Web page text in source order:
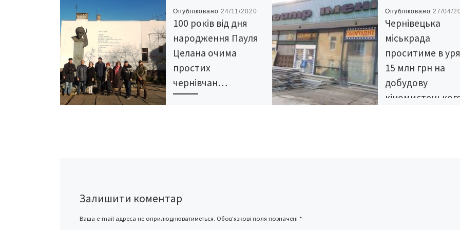
Опубліковано24/11/2020
100 років від дня
народження Пауля
Целана очима
простих
чернівчан…
[…]
Опубліковано 27/04/
Чернівецька
міськрада
проситиме в
15 млн грн на
добудову
Залишити коментар
Ваша e-mail адреса не оприлюднюватиметься. Обов’язкові поля позначені *